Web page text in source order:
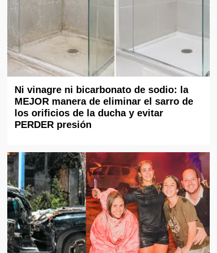
Ni vinagre ni bicarbonato de sodio: la
MEJOR manera de eliminar el sarro de
los orificios de la ducha y evitar
PERDER presión